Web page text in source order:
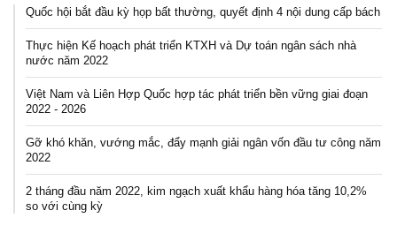
Quốc hội bắt đầu kỳ họp bất thường, quyết định 4 nội dung cấp bách
Thực hiện Kế hoạch phát triển KTXH và Dự toán ngân sách nhà
nước năm 2022
Việt Nam và Liên Hợp Quốc hợp tác phát triển bền vững giai đoạn
2022 - 2026
Gỡ khó khăn, vướng mắc, đẩy mạnh giải ngân vốn đầu tư công năm
2022
2 tháng đầu năm 2022, kim ngạch xuất khẩu hàng hóa tăng 10,2%
so với cùng kỳ